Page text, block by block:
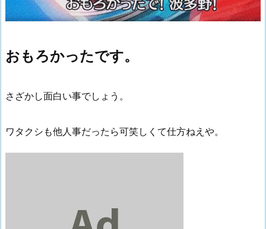
おもろかったです。
さざかし面白い事でしょう。
ワタクシも他人事だったら可笑しくて仕方ねえや。